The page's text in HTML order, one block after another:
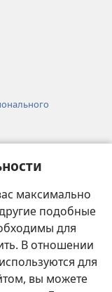
максимально
подобные
для
В отношении
для
вы можете